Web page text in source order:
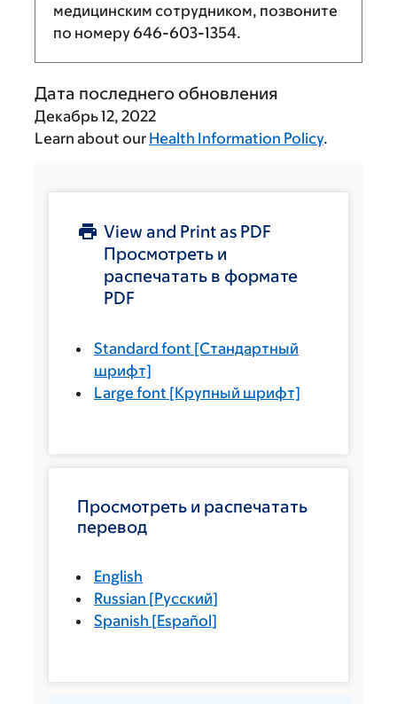
медицинским сотрудником, позвоните
по номеру646-603-1354.
Дата последнего обновления
Декабрь 12, 2022
Learn about our Health Information Policy.
View and Print as PDF
Просмотреть и
распечатать в формате
PDF
Standard font [Стандартный
шрифт]
Large font [Крупный шрифт]
Просмотреть и распечатать
перевод
English
Russian [Русский]
Spanish [Español]